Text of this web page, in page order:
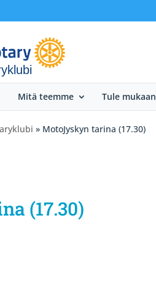
Mitä teemme Tule mukaan
» MotoJyskyn tarina (17.30)
(17.30)